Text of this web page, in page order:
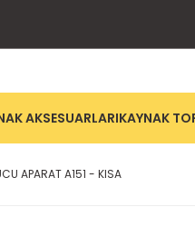
AKSESUARLARIKAYNAK
APARAT A151 - KISA